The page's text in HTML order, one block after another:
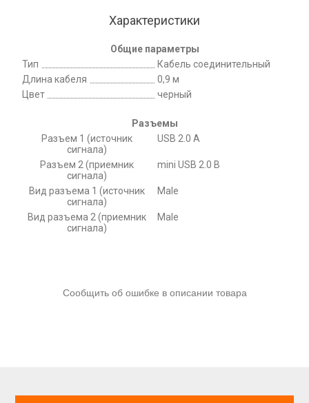
Характеристики
Общие параметры
Тип
Кабель соединительный
Длина кабеля
0,9 м
Цвет
черный
Разъемы
Разъем 1 (источник
сигнала)
USB 2.0 A
Разъем 2 (приемник
сигнала)
mini USB 2.0 B
Вид разъема 1 (источник
сигнала)
Male
Вид разъема 2 (приемник
сигнала)
Male
Сообщить об ошибке в описании товара